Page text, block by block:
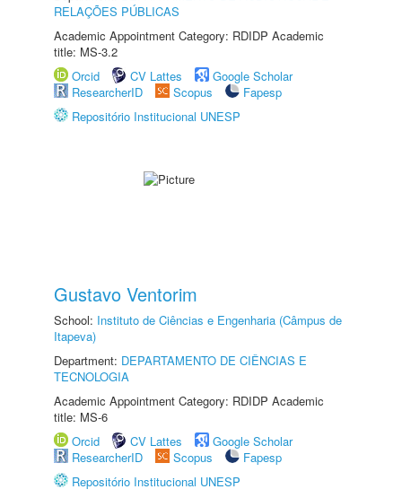
RELAÇÕES PÚBLICAS
Academic Appointment Category: RDIDP Academic
title: MS-3.2
Orcid
CV Lattes
Google Scholar
ResearcherID
Scopus
Fapesp
Repositório Institucional UNESP
Gustavo Ventorim
School: Instituto de Ciências e Engenharia (Câmpus de
Itapeva)
Department: DEPARTAMENTO DE CIÊNCIAS E
TECNOLOGIA
Academic Appointment Category: RDIDP Academic
title: MS-6
Orcid
CV Lattes
Google Scholar
ResearcherID
Scopus
Fapesp
Repositório Institucional UNESP